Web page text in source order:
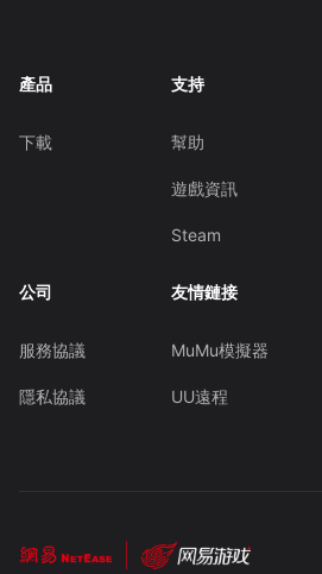
產品
下載
支持
幫助
遊戲資訊
Steam
公司
服務協議
隱私協議
友情鏈接
MuMu模擬器
UU遠程